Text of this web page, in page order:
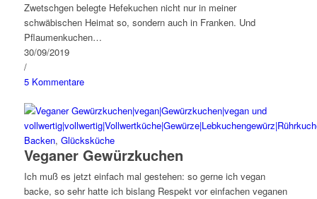
Zwetschgen belegte Hefekuchen nicht nur in meiner
schwäbischen Heimat so, sondern auch in Franken. Und
Pflaumenkuchen…
30/09/2019
/
5 Kommentare
Backen, Glücksküche
Veganer Gewürzkuchen
Ich muß es jetzt einfach mal gestehen: so gerne ich vegan
backe, so sehr hatte ich bislang Respekt vor einfachen veganen